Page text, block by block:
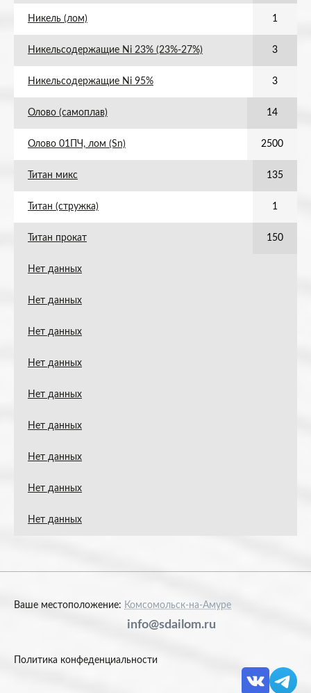
Никель (лом) 1
Никельсодержащие Ni 23% (23%-27%) 3
Никельсодержащие Ni 95% 3
Олово (самоплав) 14
Олово 01ПЧ, лом (Sn) 2500
Титан микс 135
Титан (стружка) 1
Титан прокат 150
Нет данных
Нет данных
Нет данных
Нет данных
Нет данных
Нет данных
Нет данных
Нет данных
Нет данных
Ваше местоположение: Комсомольск-на-Амуре
info@sdailom.ru
Политика конфеденциальности